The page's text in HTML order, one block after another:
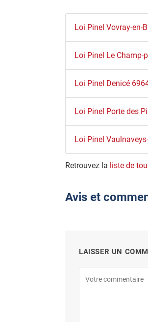
Loi Pinel Vovray-en-
Loi Pinel Le Champ-
Loi Pinel Denicé
Loi Pinel Porte des
Loi Pinel
Retrouvez la liste de
Avis et
LAISSER UN